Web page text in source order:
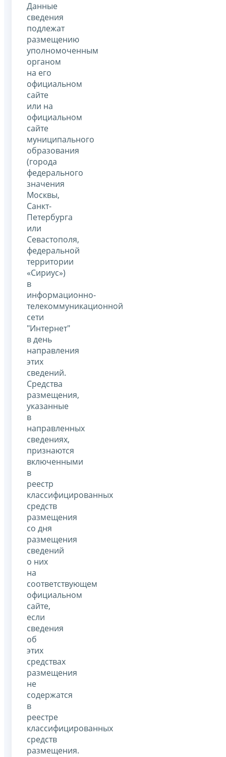
Данные
сведения
подлежат
размещению
уполномоченным
органом
на его
официальном
сайте
или на
официальном
сайте
муниципального
образования
(города
федерального
значения
Москвы,
Санкт-
Петербурга
или
Севастополя,
федеральной
территории
«Сириус»)
в
информационно-
телекоммуникационной
сети
"Интернет"
в день
направления
этих
сведений.
Средства
размещения,
указанные
в
направленных
сведениях,
признаются
включенными
в
реестр
классифицированных
средств
размещения
со дня
размещения
сведений
о них
на
соответствующем
официальном
сайте,
если
сведения
об
этих
средствах
размещения
не
содержатся
в
реестре
классифицированных
средств
размещения.